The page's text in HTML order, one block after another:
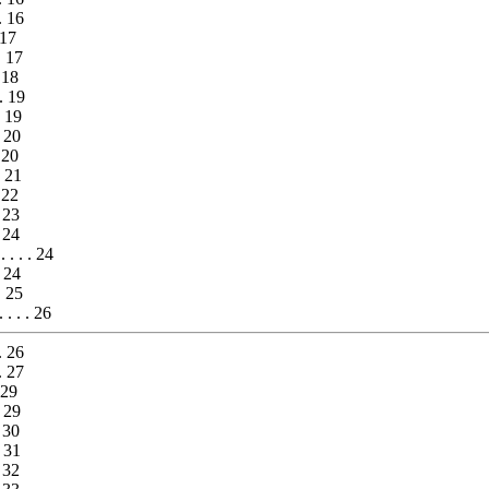
16
17
19
19
20
. . . 24
24
25
. . . 26
26
27
29